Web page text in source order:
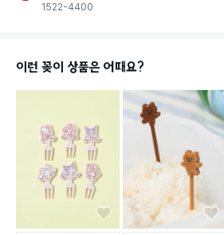
1522-4400
이런 꽂이 상품은 어때요?